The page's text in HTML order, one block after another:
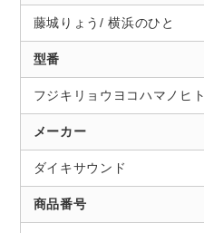
藤城りょう/ 横浜のひと
型番
フジキリョウヨコハマノヒト
メーカー
ダイキサウンド
商品番号